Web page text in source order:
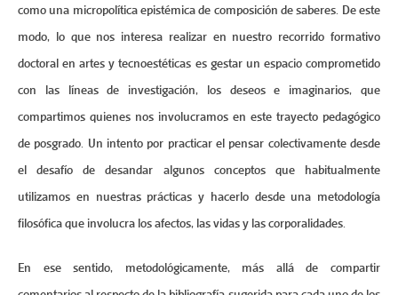
como una micropolítica epistémica de composición de saberes. De este
modo, lo que nos interesa realizar en nuestro recorrido formativo
doctoral en artes y tecnoestéticas es gestar un espacio comprometido
con las líneas de investigación, los deseos e imaginarios, que
compartimos quienes nos involucramos en este trayecto pedagógico
de posgrado. Un intento por practicar el pensar colectivamente desde
el desafío de desandar algunos conceptos que habitualmente
utilizamos en nuestras prácticas y hacerlo desde una metodología
filosófica que involucra los afectos, las vidas y las corporalidades.
En ese sentido, metodológicamente, más allá de compartir